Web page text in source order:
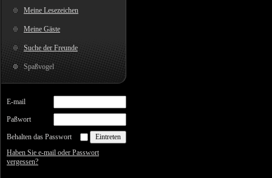
Meine Lesezeichen
Meine Gäste
Suche der Freunde
Spaßvogel
E-mail
Paßwort
Behalten das Passwort
Haben Sie e-mail oder Passwort
vergessen?